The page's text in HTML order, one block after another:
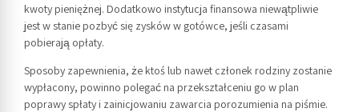
kwoty pieniężnej. Dodatkowo instytucja finansowa niewątpliwie
jest w stanie pozbyć się zysków w gotówce, jeśli czasami
pobierają opłaty.
Sposoby zapewnienia, że ​​ktoś lub nawet członek rodziny zostanie
wypłacony, powinno polegać na przekształceniu go w plan
poprawy spłaty i zainicjowaniu zawarcia porozumienia na piśmie.